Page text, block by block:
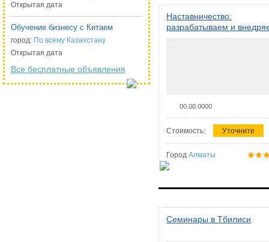
Открытая дата
Обучение бизнесу с Китаем
город: По всему Казахстану
Открытая дата
Все бесплатные объявления
Наставничество:
разрабатываем и
00.00.0000
Стоимость: Уточните
Город Алматы
Семинары в Тбилиси